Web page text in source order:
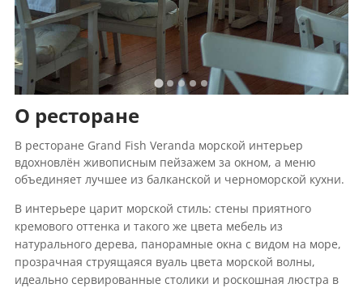
О ресторане
В ресторане Grand Fish Veranda морской интерьер
вдохновлён живописным пейзажем за окном, а меню
объединяет лучшее из балканской и черноморской кухни.
В интерьере царит морской стиль: стены приятного
кремового оттенка и такого же цвета мебель из
натурального дерева, панорамные окна с видом на море,
прозрачная струящаяся вуаль цвета морской волны,
идеально сервированные столики и роскошная люстра в